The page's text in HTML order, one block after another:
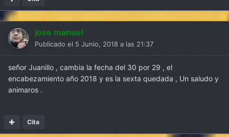
jose manuel
Publicado el 5 Junio, 2018 a las 21:37
señor Juanillo , cambia la fecha del 30 por 29 , el
encabezamiento año 2018 y es la sexta quedada , Un saludo y
animaros .
Cita